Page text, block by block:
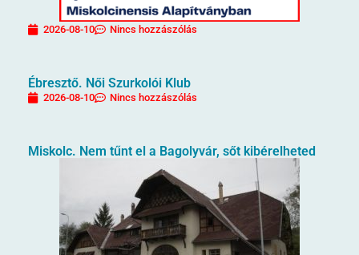
2026-08-10 Nincs hozzászólás
Ébresztő. Női Szurkolói Klub
2026-08-10 Nincs hozzászólás
Miskolc. Nem tűnt el a Bagolyvár, sőt kibérelheted